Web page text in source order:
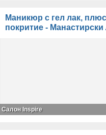
Маникюр с гел лак,
покритие -
Салон Inspire